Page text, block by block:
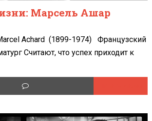
Марсель Ашар
Achard (1899-1974) Французский
Считают, что успех приходит к